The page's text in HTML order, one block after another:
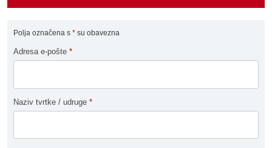
Polja označena s * su obavezna
Adresa e-pošte *
Naziv tvrtke / udruge *